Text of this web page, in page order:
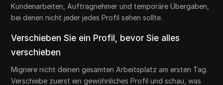
Kundenarbeiten, Auftragnehmer und temporäre Übergaben,
bei denen nicht jeder jedes Profil sehen sollte.
Verschieben Sie ein Profil, bevor Sie alles
verschieben
Migriere nicht deinen gesamten Arbeitsplatz am ersten Tag.
Verschiebe zuerst ein gewöhnliches Profil und schau, was